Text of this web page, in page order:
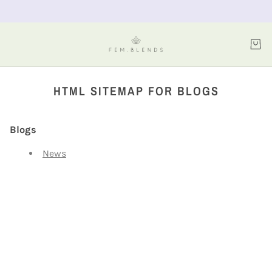
HTML SITEMAP FOR BLOGS
Blogs
News